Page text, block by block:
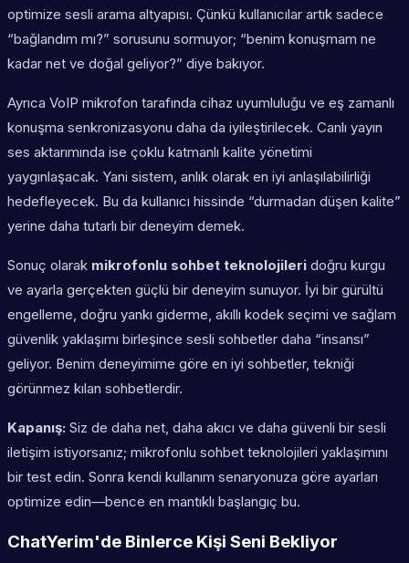
optimize sesli arama altyapısı. Çünkü kullanıcılar artık sadece
“bağlandım mı?” sorusunu sormuyor; “benim konuşmam ne
kadar net ve doğal geliyor?” diye bakıyor.
Ayrıca VoIP mikrofon tarafında cihaz uyumluluğu ve eş zamanlı
konuşma senkronizasyonu daha da iyileştirilecek. Canlı yayın
ses aktarımında ise çoklu katmanlı kalite yönetimi
yaygınlaşacak. Yani sistem, anlık olarak en iyi anlaşılabilirliği
hedefleyecek. Bu da kullanıcı hissinde “durmadan düşen kalite”
yerine daha tutarlı bir deneyim demek.
Sonuç olarak mikrofonlu sohbet teknolojileri doğru kurgu
ve ayarla gerçekten güçlü bir deneyim sunuyor. İyi bir gürültü
engelleme, doğru yankı giderme, akıllı kodek seçimi ve sağlam
güvenlik yaklaşımı birleşince sesli sohbetler daha “insansı”
geliyor. Benim deneyimime göre en iyi sohbetler, tekniği
görünmez kılan sohbetlerdir.
Kapanış: Siz de daha net, daha akıcı ve daha güvenli bir sesli
iletişim istiyorsanız; mikrofonlu sohbet teknolojileri yaklaşımını
bir test edin. Sonra kendi kullanım senaryonuza göre ayarları
optimize edin—bence en mantıklı başlangıç bu.
ChatYerim'de Binlerce Kişi Seni Bekliyor